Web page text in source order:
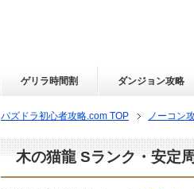
ゲリラ時間割 ダンジョン攻略
パズドラ初心者攻略.com TOP ノーコン
木の猫龍 Sランク・安定